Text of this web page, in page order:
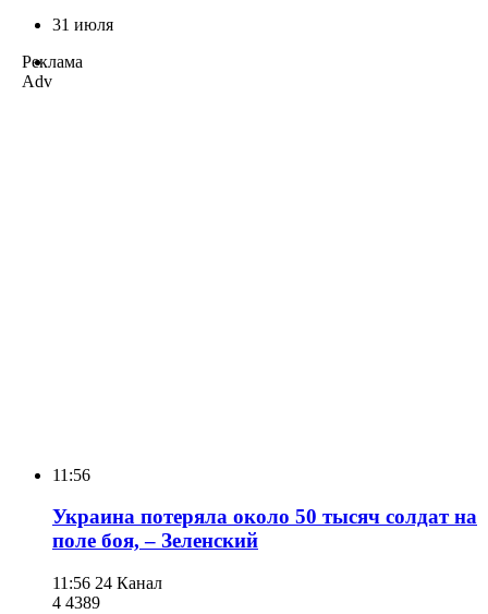
31 июля
Реклама
Adv
11:56
Украина потеряла около 50 тысяч солдат на
поле боя, – Зеленский
11:56 24 Канал
4 4389